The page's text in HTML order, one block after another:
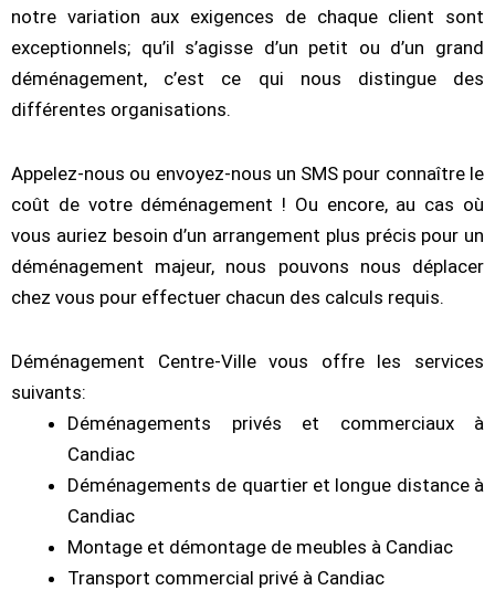
notre variation aux exigences de chaque client sont
exceptionnels; qu’il s’agisse d’un petit ou d’un grand
déménagement, c’est ce qui nous distingue des
différentes organisations.
Appelez-nous ou envoyez-nous un SMS pour connaître le
coût de votre déménagement ! Ou encore, au cas où
vous auriez besoin d’un arrangement plus précis pour un
déménagement majeur, nous pouvons nous déplacer
chez vous pour effectuer chacun des calculs requis.
Déménagement Centre-Ville vous offre les services
suivants:
Déménagements privés et commerciaux à
Candiac
Déménagements de quartier et longue distance à
Candiac
Montage et démontage de meubles à Candiac
Transport commercial privé à Candiac